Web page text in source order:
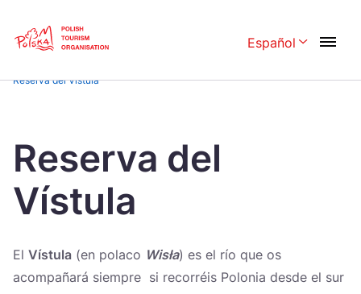
Español
Dansk Deutschland
Español
Reserva del Vístula
Reserva del
Vístula
El Vístula (en polaco Wisła) es el río que os
acompañará siempre si recorréis Polonia desde el sur